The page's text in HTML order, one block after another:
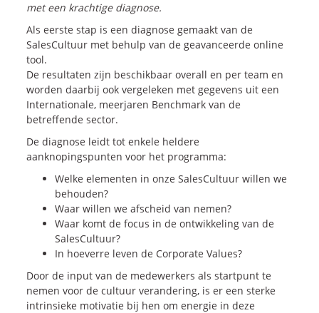
met een krachtige diagnose.
Als eerste stap is een diagnose gemaakt van de
SalesCultuur met behulp van de geavanceerde online
tool.
De resultaten zijn beschikbaar overall en per team en
worden daarbij ook vergeleken met gegevens uit een
Internationale, meerjaren Benchmark van de
betreffende sector.
De diagnose leidt tot enkele heldere
aanknopingspunten voor het programma:
Welke elementen in onze SalesCultuur willen we
behouden?
Waar willen we afscheid van nemen?
Waar komt de focus in de ontwikkeling van de
SalesCultuur?
In hoeverre leven de Corporate Values?
Door de input van de medewerkers als startpunt te
nemen voor de cultuur verandering, is er een sterke
intrinsieke motivatie bij hen om energie in deze